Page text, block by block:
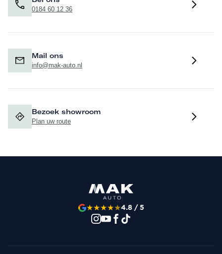
0184 60 12 36
Mail ons
info@mak-auto.nl
Bezoek showroom
Plan uw route
★★★★★4.8 / 5